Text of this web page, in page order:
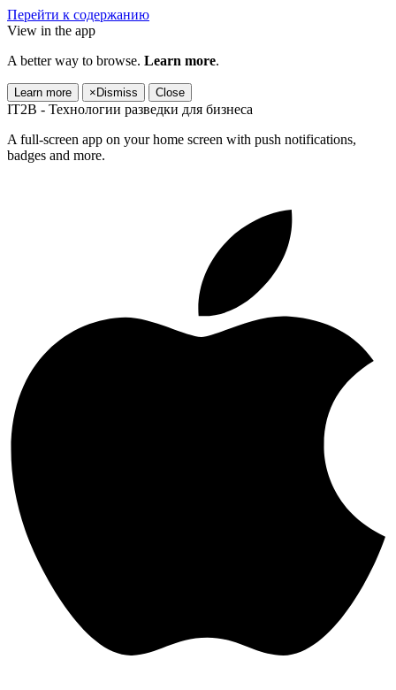
Перейти к содержанию
View in the app
A better way to browse. Learn more.
Learn more × Dismiss Close
IT2B - Технологии разведки для бизнеса
A full-screen app on your home screen with push notifications,
badges and more.